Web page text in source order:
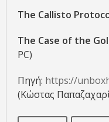
The Callisto
The Case of the
PC)
Πηγή: https://
(Κώστας